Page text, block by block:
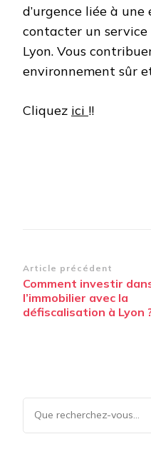
d’urgence liée à une
contacter un service
Lyon. Vous
environnement sûr
Cliquez ici !!
Navigation
d’article
Article précédent
Comment investir
l’immobilier avec la
défiscalisation à Lyon
Vous
recherchiez